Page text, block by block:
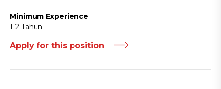
Minimum Experience
1-2 Tahun
Apply for this position